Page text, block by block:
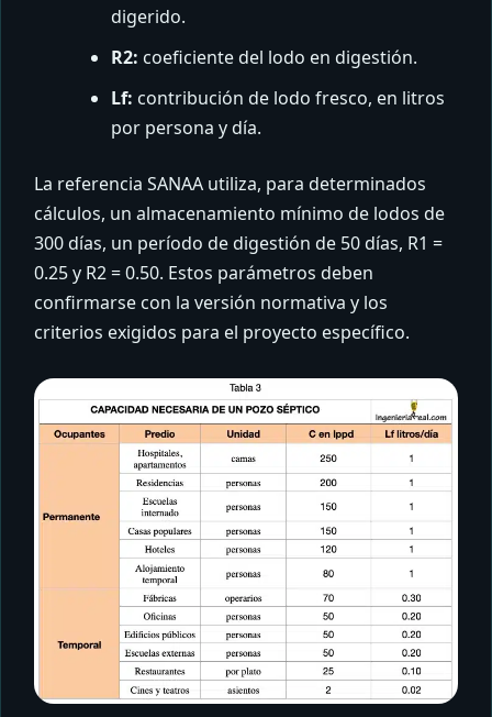
digerido.
R2: coeficiente del lodo en digestión.
Lf: contribución de lodo fresco, en litros
por persona y día.
La referencia SANAA utiliza, para determinados
cálculos, un almacenamiento mínimo de lodos de
300 días, un período de digestión de 50 días, R1 =
0.25 y R2 = 0.50. Estos parámetros deben
confirmarse con la versión normativa y los
criterios exigidos para el proyecto específico.